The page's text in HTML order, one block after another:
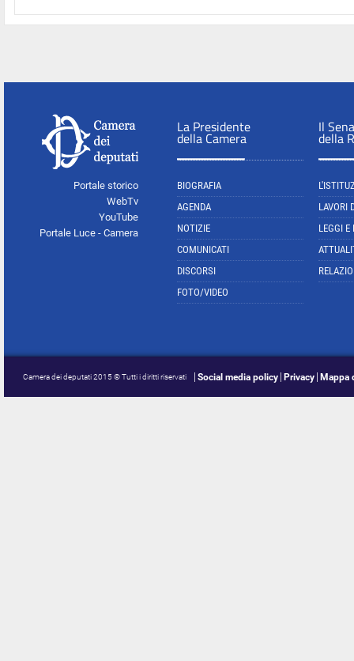
Portale storico
WebTv
YouTube
Portale Luce - Camera
La Presidente
della Camera
BIOGRAFIA
AGENDA
NOTIZIE
COMUNICATI
DISCORSI
FOTO/VIDEO
Il
della
LAVORI
LEGGI E
Camera dei deputati 2015 © Tutti i diritti riservati Social media policy Privacy Mappa